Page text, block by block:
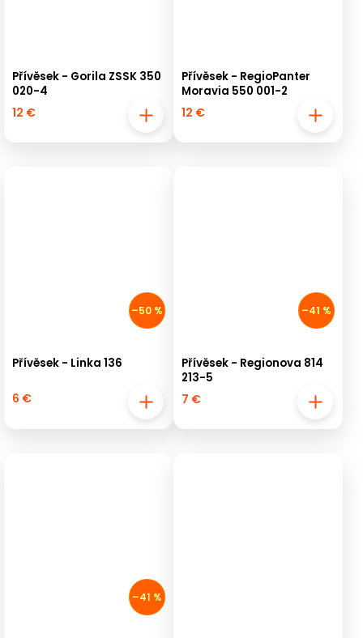
Přívěsek - Gorila ZSSK 350
020-4
12 €
Přívěsek - RegioPanter
Moravia 550 001-2
12 €
–50 %
Přívěsek - Linka 136
6 €
–41 %
Přívěsek - Regionova 814
213-5
7 €
–41 %